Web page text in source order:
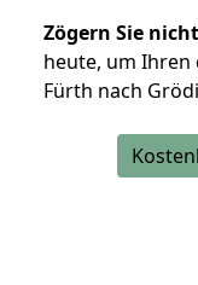
Zögern Sie nicht
heute, um
Fürth nach